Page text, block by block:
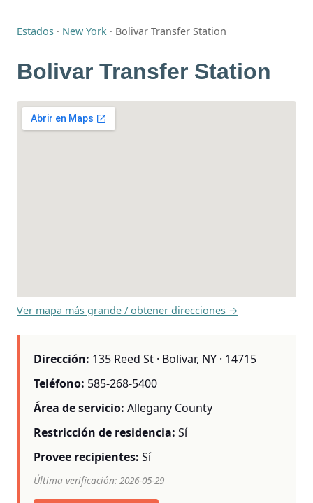
Estados · New York · Bolivar Transfer Station
Bolivar Transfer Station
Ver mapa más grande / obtener direcciones →
Dirección: 135 Reed St · Bolivar, NY · 14715
Teléfono: 585-268-5400
Área de servicio: Allegany County
Restricción de residencia: Sí
Provee recipientes: Sí
Última verificación: 2026-05-29